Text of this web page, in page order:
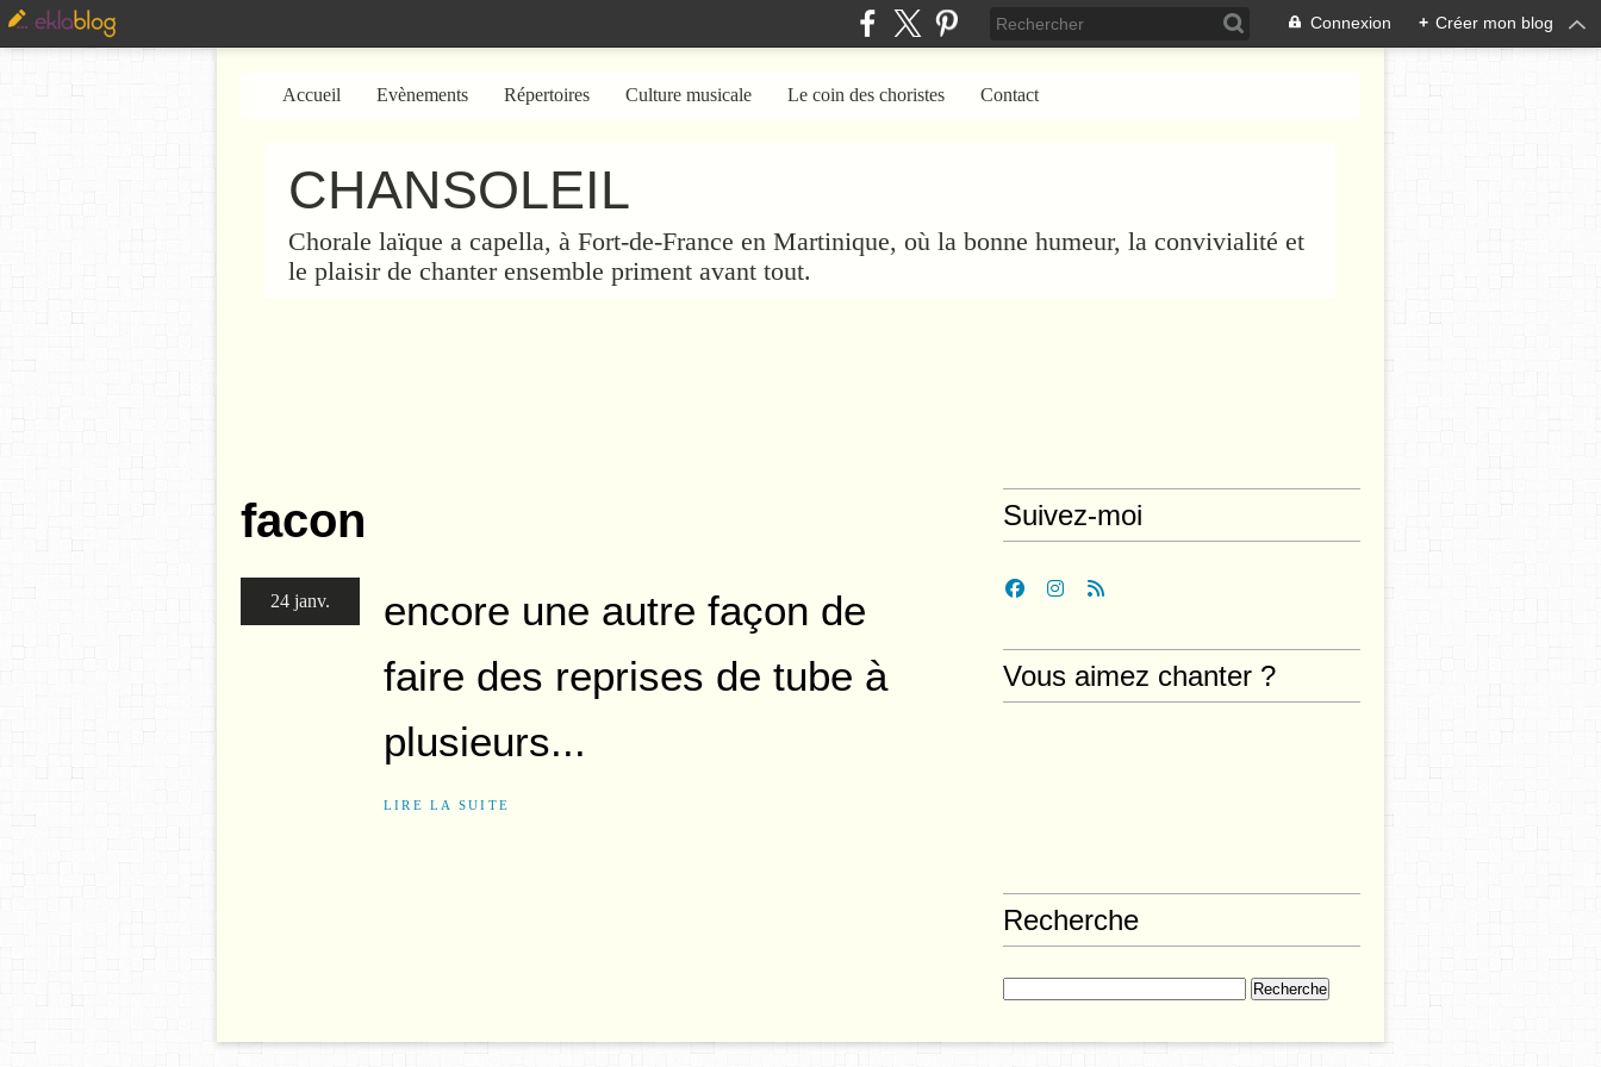
Connexion + Créer mon blog
CHANSOLEIL
Chorale laïque a capella, à Fort-de-France en Martinique, où la bonne humeur, la convivialité et
le plaisir de chanter ensemble priment avant tout.
Accueil Evènements Répertoires Culture musicale Le coin des choristes Contact
facon
24 janv.
encore une autre façon de
faire des reprises de tube à
plusieurs...
LIRE LA SUITE
Suivez-moi
Vous aimez chanter ?
Recherche